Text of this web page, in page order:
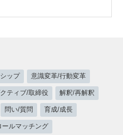
ップ 意識変革/行動変革
ティブ/取締役 解釈/再解釈
問い/質問 育成/成長
ールマッチング